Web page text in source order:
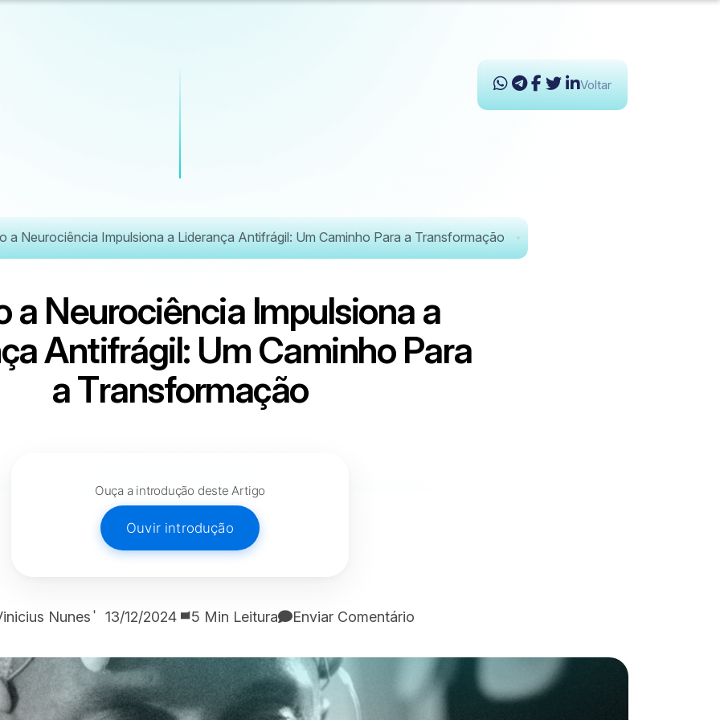
Voltar
a Neurociência Impulsiona a Liderança Antifrágil: Um Caminho Para a Transformação
a Neurociência Impulsiona a
çaAntifrágil: Um Caminho Para
aTransformação
Ouça a introdução deste Artigo
Ouvir introdução
Nunes 13/12/2024 5 Min Leitura Enviar Comentário